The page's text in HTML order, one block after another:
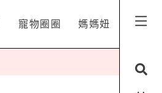
寵物圈圈 媽媽妞